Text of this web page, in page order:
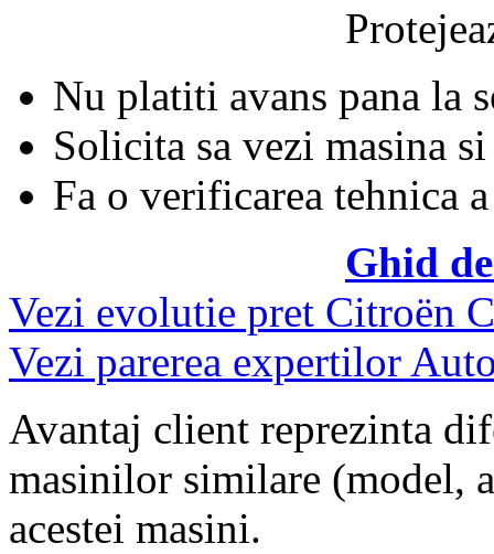
Nu platiti avans pana la
Solicita sa vezi masina si
Fa o verificarea tehnica
Ghid
Vezi evolutie pret Citroën
Vezi parerea expertilor
Avantaj client reprezinta
masinilor similare (model,
acestei masini.